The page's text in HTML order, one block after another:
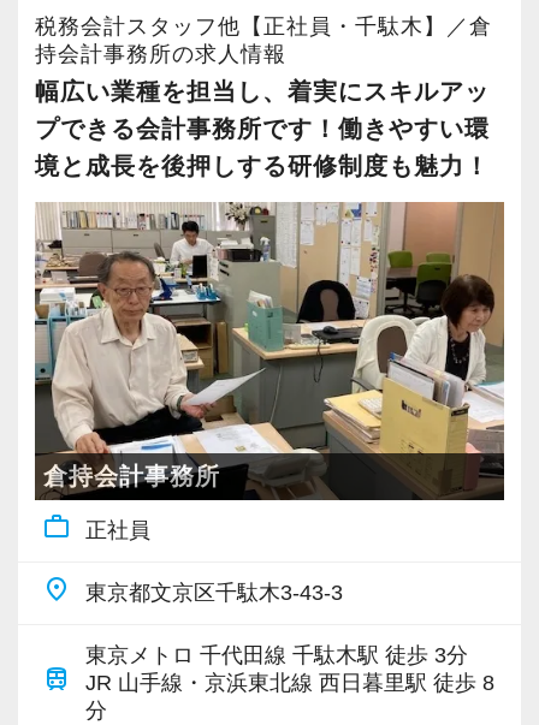
ことが少なく、落ち着いて業務に向き合える環
境です。
＜仕事内容＞
- 既存顧客(法人・個人事業主)の巡回監査・記帳
- 決算業務、法人税・所得税等の申告書作成
- 年末調整、法定調書等の作成
- 前任者からの引継ぎによる担当先の受け持ち
- その他、経験に応じた税務相談対応
＜求める人物像＞
- 周囲と協調しながら、腰を据えて長く働きたい
方
- お客様や社内スタッフと、感情に左右されず落
ち着いて対応できる方
- 自分の意見を大切にしつつも、事務所や周囲の
意見にも耳を傾けられる柔軟さのある方
- コツコツと信頼関係を積み重ねていくことにや
りがいを感じられる方
税務会計スタッフ他【正社員・千駄木】／倉
持会計事務所の求人情報
幅広い業種を担当し、着実にスキルアッ
プできる会計事務所です！働きやすい環
境と成長を後押しする研修制度も魅力！
倉持会計事務所
work_outline 正社員
place 東京都文京区千駄木3-43-3
train
東京メトロ 千代田線 千駄木駅 徒歩 3分
JR 山手線・京浜東北線 西日暮里駅 徒歩 8
分